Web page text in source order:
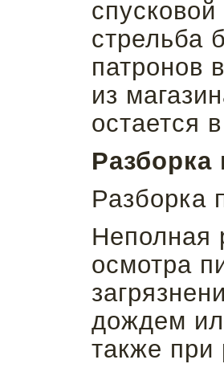
стрельба
патронов
из
остается
Разборка
Разборка
Неполная
осмотра
дождем
также при